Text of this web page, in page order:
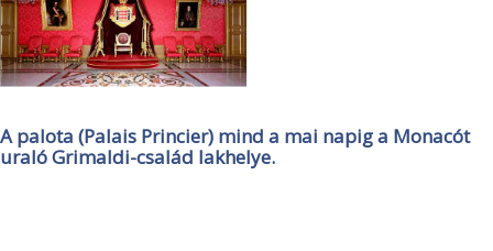
A palota (Palais Princier) mind a mai napig a Monacót
uraló Grimaldi-család lakhelye.